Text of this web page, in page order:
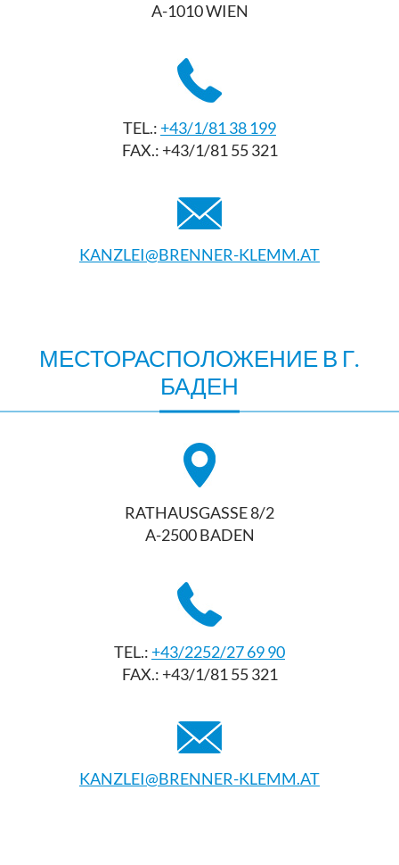
A-1010 WIEN
TEL.:+43/1/81 38 199
FAX.: +43/1/81 55 321
KANZLEI@BRENNER-KLEMM.AT
МЕСТОРАСПОЛОЖЕНИЕ В Г.
БАДЕН
RATHAUSGASSE 8/2
A-2500 BADEN
TEL.:+43/2252/27 69 90
FAX.: +43/1/81 55 321
KANZLEI@BRENNER-KLEMM.AT